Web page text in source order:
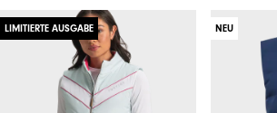
LIMITIERTE AUSGABE NEU